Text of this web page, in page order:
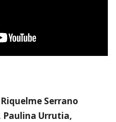
Serrano
Paulina Urrutia,